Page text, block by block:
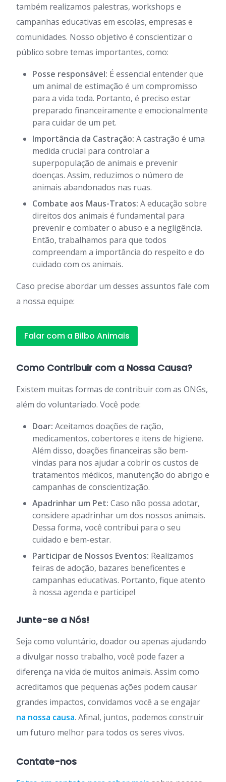
também realizamos palestras, workshops e
campanhas educativas em escolas, empresas e
comunidades. Nosso objetivo é conscientizar o
público sobre temas importantes, como:
Posse responsável: É essencial entender que
um animal de estimação é um compromisso
para a vida toda. Portanto, é preciso estar
preparado financeiramente e emocionalmente
para cuidar de um pet.
Importância da Castração: A castração é uma
medida crucial para controlar a
superpopulação de animais e prevenir
doenças. Assim, reduzimos o número de
animais abandonados nas ruas.
Combate aos Maus-Tratos: A educação sobre
direitos dos animais é fundamental para
prevenir e combater o abuso e a negligência.
Então, trabalhamos para que todos
compreendam a importância do respeito e do
cuidado com os animais.
Caso precise abordar um desses assuntos fale com
a nossa equipe:
Falar com a Bilbo Animais
Como Contribuir com a Nossa Causa?
Existem muitas formas de contribuir com as ONGs,
além do voluntariado. Você pode:
Doar: Aceitamos doações de ração,
medicamentos, cobertores e itens de higiene.
Além disso, doações financeiras são bem-
vindas para nos ajudar a cobrir os custos de
tratamentos médicos, manutenção do abrigo e
campanhas de conscientização.
Apadrinhar um Pet: Caso não possa adotar,
considere apadrinhar um dos nossos animais.
Dessa forma, você contribui para o seu
cuidado e bem-estar.
Participar de Nossos Eventos: Realizamos
feiras de adoção, bazares beneficentes e
campanhas educativas. Portanto, fique atento
à nossa agenda e participe!
Junte-se a Nós!
Seja como voluntário, doador ou apenas ajudando
a divulgar nosso trabalho, você pode fazer a
diferença na vida de muitos animais. Assim como
acreditamos que pequenas ações podem causar
grandes impactos, convidamos você a se engajar
na nossa causa. Afinal, juntos, podemos construir
um futuro melhor para todos os seres vivos.
Contate-nos